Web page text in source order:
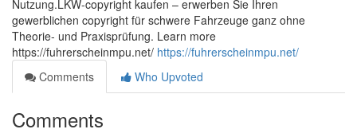
Nutzung.LKW-copyright kaufen – erwerben Sie Ihren
gewerblichen copyright für schwere Fahrzeuge ganz ohne
Theorie- und Praxisprüfung. Learn more
https://fuhrerscheinmpu.net/ https://fuhrerscheinmpu.net/
Comments
Who Upvoted
Comments